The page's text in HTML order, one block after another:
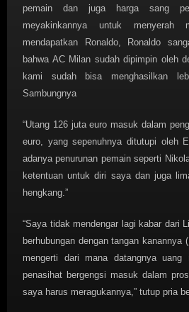
pemain dan juga harga sang
meyakinkannya untuk menyerah
mendapatkan Ronaldo, Ronaldo
bahwa AC Milan sudah dipimpin oleh
kami sudah bisa menghasilkan
Sambungnya
“Utang 126 juta euro masuk dalam
euro, yang sepenuhnya ditutupi oleh
adanya penurunan pemain seperti
ketentuan untuk diri saya dan juga
hengkang.”
“Saya tidak mendengar lagi kabar dari
berhubungan dengan tangan kanannya
mengerti dari mana datangnya
penasihat bergengsi masuk dalam
saya harus meragukannya,” tutup pria